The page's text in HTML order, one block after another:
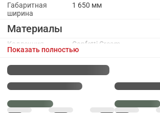
Габаритная
ширина
1 650 мм
Материалы
Коллекция
обивочного
Confetti Cream
Материал
Обивочный
материал
Велюр Confetti
Показать полностью